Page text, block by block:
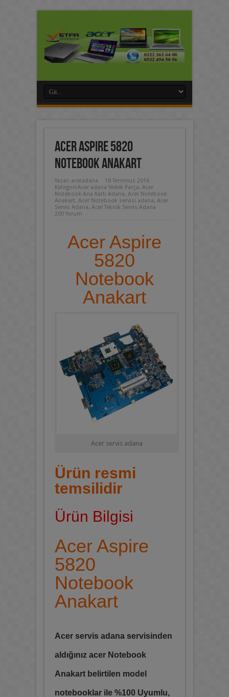
Acer Aspire 5820
Notebook Anakart
Yazar: aceradana
18 Temmuz 2016
Kategori:Acer adana Yedek Parça, Acer
Notebook Ana Kartı Adana, Acer Notebook
Anakart, Acer Notebook servisi adana, Acer
Servis Adana, Acer Teknik Servis Adana
200 Yorum
Acer Aspire
5820
Notebook
Anakart
Acer servis adana
Ürün resmi
temsilidir
Ürün Bilgisi
Acer Aspire
5820
Notebook
Anakart
Acer servis adana servisinden
aldığınız acer Notebook
Anakart belirtilen model
notebooklar ile %100 Uyumlu,